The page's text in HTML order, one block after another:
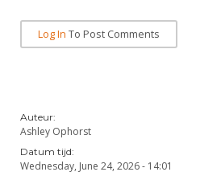
Log In To Post Comments
Auteur:
Ashley Ophorst
Datum tijd:
Wednesday, June 24, 2026 - 14:01